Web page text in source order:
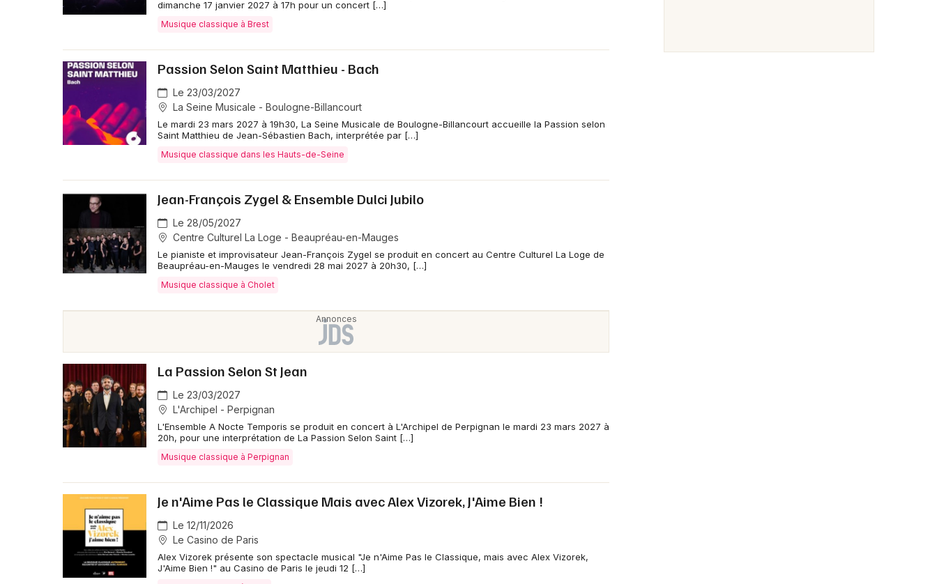
dimanche 17 janvier 2027 à 17h pour un concert […]
Musique classique à Brest
Passion Selon Saint Matthieu - Bach
Le 23/03/2027
La Seine Musicale - Boulogne-Billancourt
Le mardi 23 mars 2027 à 19h30, La Seine Musicale de Boulogne-Billancourt accueille la Passion selon
Saint Matthieu de Jean-Sébastien Bach, interprétée par […]
Musique classique dans les Hauts-de-Seine
Jean-François Zygel & Ensemble Dulci Jubilo
Le 28/05/2027
Centre Culturel La Loge - Beaupréau-en-Mauges
Le pianiste et improvisateur Jean-François Zygel se produit en concert au Centre Culturel La Loge de
Beaupréau-en-Mauges le vendredi 28 mai 2027 à 20h30, […]
Musique classique à Cholet
La Passion Selon St Jean
Le 23/03/2027
L'Archipel - Perpignan
L'Ensemble A Nocte Temporis se produit en concert à L'Archipel de Perpignan le mardi 23 mars 2027 à
20h, pour une interprétation de La Passion Selon Saint […]
Musique classique à Perpignan
Je n'Aime Pas le Classique Mais avec Alex Vizorek, J'Aime Bien !
Le 12/11/2026
Le Casino de Paris
Alex Vizorek présente son spectacle musical "Je n'Aime Pas le Classique, mais avec Alex Vizorek,
J'Aime Bien !" au Casino de Paris le jeudi 12 […]